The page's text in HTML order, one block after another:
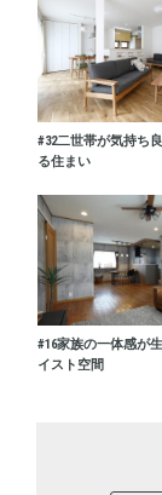
#32二世帯が気持ち
る住まい
#16家族の一体感が
イスト空間